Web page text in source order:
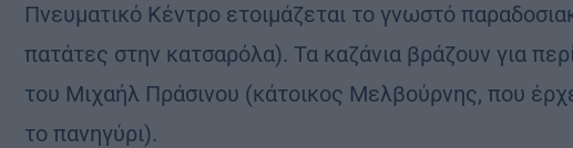
Πνευματικό Κέντρο ετοιμάζεται το γνωστό
πατάτες στην κατσαρόλα). Τα καζάνια βράζουν για
του Μιχαήλ Πράσινου (κάτοικος Μελβούρνης, που
το πανηγύρι).